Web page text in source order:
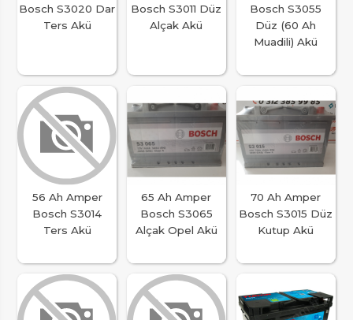
Bosch S3020 Dar
Ters Akü
Bosch S3011 Düz
Alçak Akü
Bosch S3055
Düz (60 Ah
Muadili) Akü
56 Ah Amper
Bosch S3014
Ters Akü
65 Ah Amper
Bosch S3065
Alçak Opel Akü
70 Ah Amper
Bosch S3015 Düz
Kutup Akü